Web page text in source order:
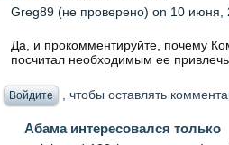
Greg89 (не проверено) on 10 июня,
Да, и прокомментируйте, почему
посчитал необходимым ее
Войдите , чтобы оставлять
Абама интересовался только